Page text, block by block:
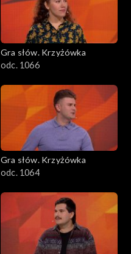
Gra słów. Krzyżówka
odc. 1066
Gra słów. Krzyżówka
odc. 1064